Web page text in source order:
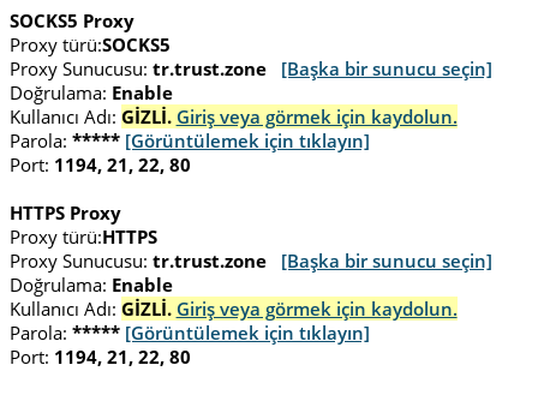
SOCKS5 Proxy
Proxy türü:SOCKS5
Proxy Sunucusu: tr.trust.zone
[Başka bir sunucu seçin]
Doğrulama: Enable
Kullanıcı Adı: GİZLİ. Giriş veya görmek için kaydolun.
Parola: ***** [Görüntülemek için tıklayın]
Port: 1194, 21, 22, 80
HTTPS Proxy
Proxy türü:HTTPS
Proxy Sunucusu: tr.trust.zone
[Başka bir sunucu seçin]
Doğrulama: Enable
Kullanıcı Adı: GİZLİ. Giriş veya görmek için kaydolun.
Parola: ***** [Görüntülemek için tıklayın]
Port: 1194, 21, 22, 80